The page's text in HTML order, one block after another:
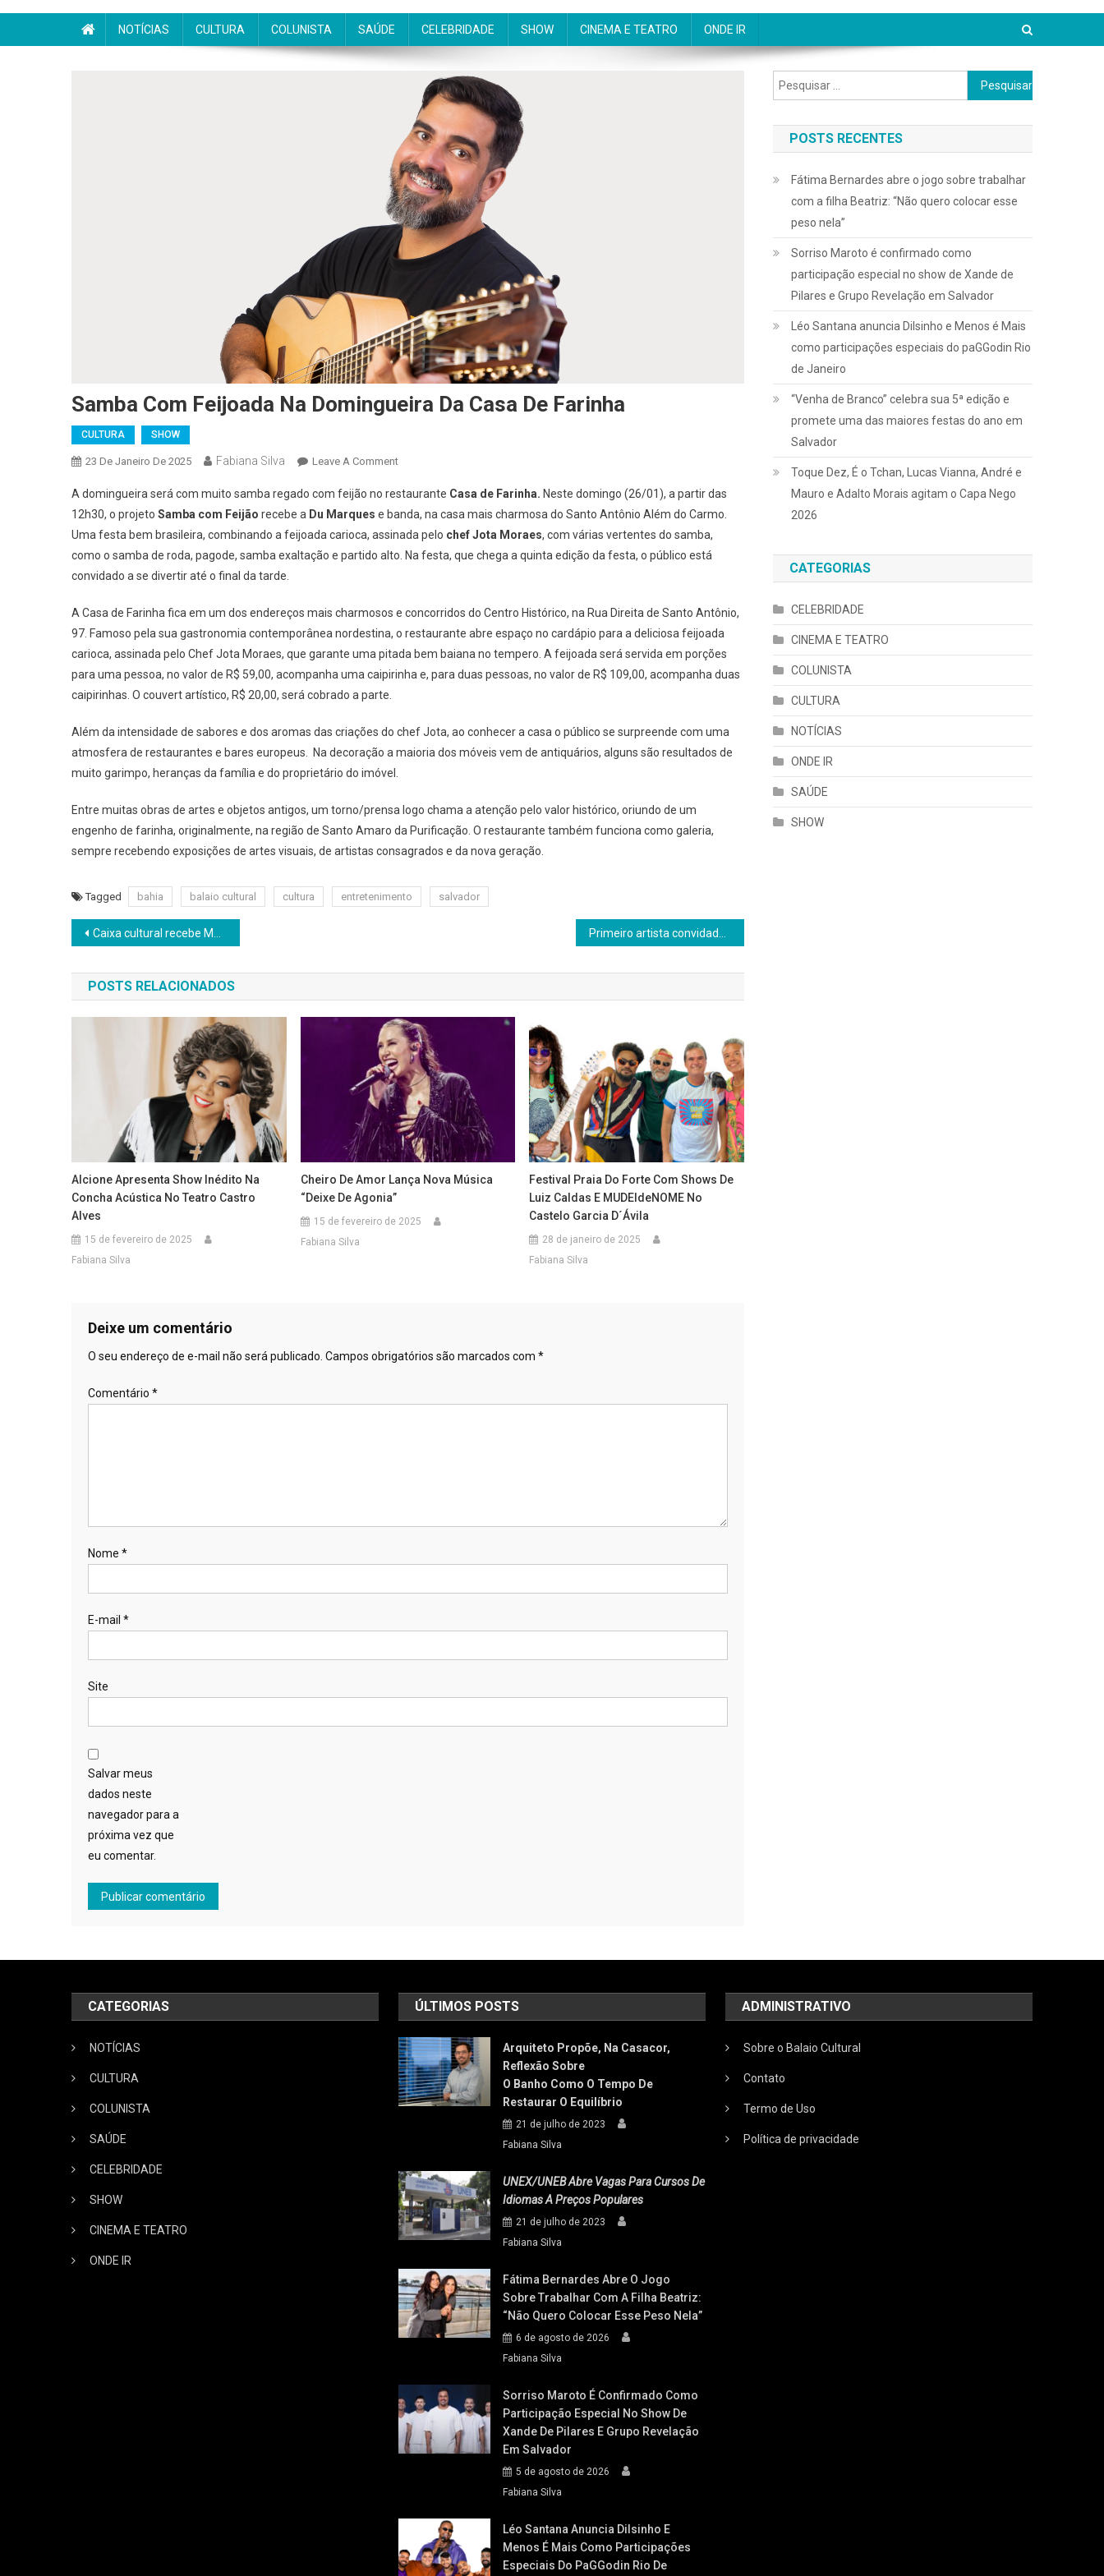
NOTÍCIAS CULTURA COLUNISTA SAÚDE CELEBRIDADE SHOW CINEMA E TEATRO ONDE IR
Samba Com Feijoada Na Domingueira Da Casa De Farinha
CULTURA SHOW
23 De Janeiro De 2025 Fabiana Silva Leave A CommentOn
Com
Feijoada
Na
Domingueira
De
Farinha
A domingueira será com muito samba regado com feijão no restaurante Casa de Farinha. Neste domingo (26/01), a partir das
12h30, o projeto Samba com Feijão recebe a Du Marques e banda, na casa mais charmosa do Santo Antônio Além do Carmo.
Uma festa bem brasileira, combinando a feijoada carioca, assinada pelo chef Jota Moraes, com várias vertentes do samba,
como o samba de roda, pagode, samba exaltação e partido alto. Na festa, que chega a quinta edição da festa, o público está
convidado a se divertir até o final da tarde.
A Casa de Farinha fica em um dos endereços mais charmosos e concorridos do Centro Histórico, na Rua Direita de Santo Antônio,
97. Famoso pela sua gastronomia contemporânea nordestina, o restaurante abre espaço no cardápio para a deliciosa feijoada
carioca, assinada pelo Chef Jota Moraes, que garante uma pitada bem baiana no tempero. A feijoada será servida em porções
para uma pessoa, no valor de R$ 59,00, acompanha uma caipirinha e, para duas pessoas, no valor de R$ 109,00, acompanha duas
caipirinhas. O couvert artístico, R$ 20,00, será cobrado a parte.
Além da intensidade de sabores e dos aromas das criações do chef Jota, ao conhecer a casa o público se surpreende com uma
atmosfera de restaurantes e bares europeus. Na decoração a maioria dos móveis vem de antiquários, alguns são resultados de
muito garimpo, heranças da família e do proprietário do imóvel.
Entre muitas obras de artes e objetos antigos, um torno/prensa logo chama a atenção pelo valor histórico, oriundo de um
engenho de farinha, originalmente, na região de Santo Amaro da Purificação. O restaurante também funciona como galeria,
sempre recebendo exposições de artes visuais, de artistas consagrados e da nova geração.
Tagged bahia balaio cultural cultura entretenimento salvador
Navegação
de
Post
Caixa cultural recebe MV Bill, Neusa Borges, Zebrinha, Goya Lopes e outros artistas em bate-papo cultural
POSTS RELACIONADOS
Alcione Apresenta Show Inédito Na
Concha Acústica No Teatro Castro
Alves
15 de fevereiro de 2025
Fabiana Silva
Cheiro De Amor Lança Nova Música
“Deixe De Agonia”
15 de fevereiro de 2025
Fabiana Silva
Festival Praia Do Forte Com Shows De
Luiz Caldas E MUDEIdeNOME No
Castelo Garcia D´Ávila
28 de janeiro de 2025
Fabiana Silva
Deixe um comentário
O seu endereço de e-mail não será publicado. Campos obrigatórios são marcados com *
Comentário *
Nome *
E-mail *
Site
Salvar meus
dados neste
navegador para a
próxima vez que
eu comentar.
Pesquisar
por:
POSTS RECENTES
Fátima Bernardes abre o jogo sobre trabalhar
com a filha Beatriz: “Não quero colocar esse
peso nela”
Sorriso Maroto é confirmado como
participação especial no show de Xande de
Pilares e Grupo Revelação em Salvador
Léo Santana anuncia Dilsinho e Menos é Mais
como participações especiais do paGGodin Rio
de Janeiro
“Venha de Branco” celebra sua 5ª edição e
promete uma das maiores festas do ano em
Salvador
Toque Dez, É o Tchan, Lucas Vianna, André e
Mauro e Adalto Morais agitam o Capa Nego
2026
CATEGORIAS
CELEBRIDADE
CINEMA E TEATRO
COLUNISTA
CULTURA
NOTÍCIAS
ONDE IR
SAÚDE
SHOW
CATEGORIAS
NOTÍCIAS
CULTURA
COLUNISTA
SAÚDE
CELEBRIDADE
SHOW
CINEMA E TEATRO
ONDE IR
ÚLTIMOS POSTS
Arquiteto Propõe, Na Casacor,
Reflexão Sobre
O Banho Como O Tempo De
Restaurar O Equilíbrio
21 de julho de 2023
Fabiana Silva
UNEX/UNEB Abre Vagas Para Cursos De
Idiomas A Preços Populares
21 de julho de 2023
Fabiana Silva
Fátima Bernardes Abre O Jogo
Sobre Trabalhar Com A Filha Beatriz:
“Não Quero Colocar Esse Peso Nela”
6 de agosto de 2026
Fabiana Silva
Sorriso Maroto É Confirmado Como
Participação Especial No Show De
Xande De Pilares E Grupo Revelação
Em Salvador
5 de agosto de 2026
Fabiana Silva
Léo Santana Anuncia Dilsinho E
Menos É Mais Como Participações
Especiais Do PaGGodin Rio De
ADMINISTRATIVO
Sobre o Balaio Cultural
Contato
Termo de Uso
Política de privacidade